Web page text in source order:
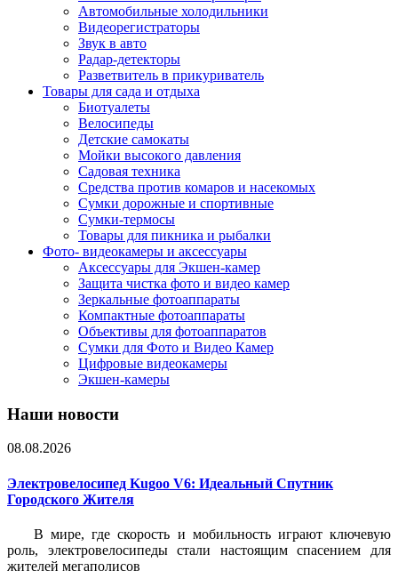
Автомобильные холодильники
Видеорегистраторы
Звук в авто
Радар-детекторы
Разветвитель в прикуриватель
Товары для сада и отдыха
Биотуалеты
Велосипеды
Детские самокаты
Мойки высокого давления
Садовая техника
Средства против комаров и насекомых
Сумки дорожные и спортивные
Сумки-термосы
Товары для пикника и рыбалки
Фото- видеокамеры и аксессуары
Аксессуары для Экшен-камер
Защита чистка фото и видео камер
Зеркальные фотоаппараты
Компактные фотоаппараты
Объективы для фотоаппаратов
Сумки для Фото и Видео Камер
Цифровые видеокамеры
Экшен-камеры
Наши новости
08.08.2026
Электровелосипед Kugoo V6: Идеальный Спутник
Городского Жителя
В мире, где скорость и мобильность играют ключевую
роль, электровелосипеды стали настоящим спасением для
жителей мегаполисов